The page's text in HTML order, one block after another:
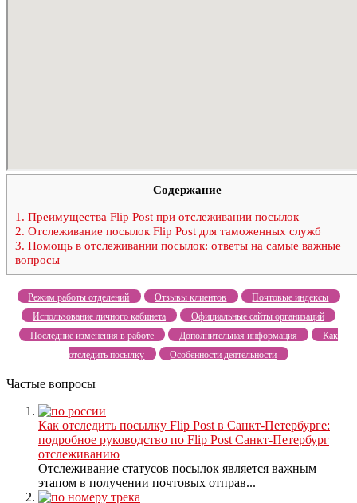
Содержание
1. Преимущества Flip Post при отслеживании посылок
2. Отслеживание посылок Flip Post для таможенных служб
3. Помощь в отслеживании посылок: ответы на самые важные
вопросы
Режим работы отделений Отзывы клиентов
Почтовые индексы
Использование личного кабинета
Официальные сайты организаций
Последние изменения в работе
Дополнительная информация
Как
отследить посылку
Особенности деятельности
Частые вопросы
Как отследить посылку Flip Post в Санкт-Петербурге:
подробное руководство по Flip Post Санкт-Петербург
отслеживанию
Отслеживание статусов посылок является важным
этапом в получении почтовых отправ...